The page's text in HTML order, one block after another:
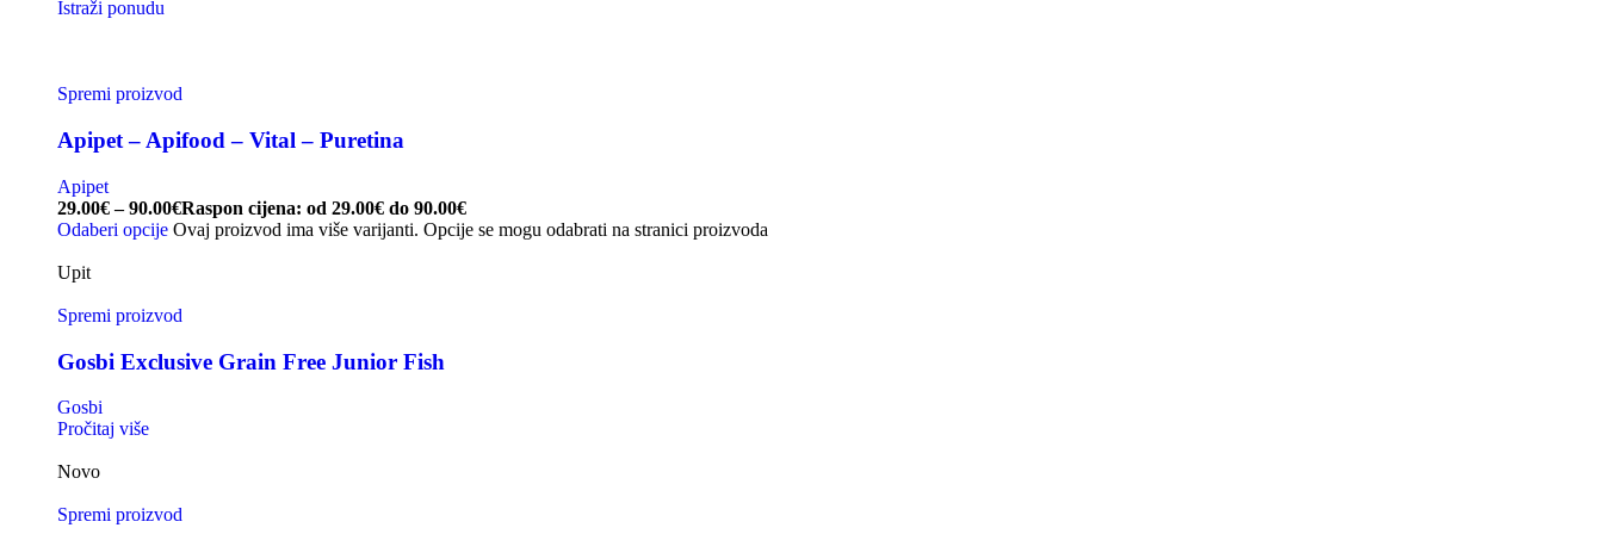
Istraži ponudu
Spremi proizvod
Apipet – Apifood – Vital – Puretina
Apipet
29.00€ – 90.00€Raspon cijena: od 29.00€ do 90.00€
Odaberi opcije Ovaj proizvod ima više varijanti. Opcije se mogu odabrati na stranici proizvoda
Upit
Spremi proizvod
Gosbi Exclusive Grain Free Junior Fish
Gosbi
Pročitaj više
Novo
Spremi proizvod